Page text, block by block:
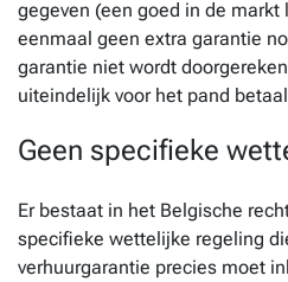
gegeven (een goed in de
eenmaal geen extra garantie
garantie niet wordt
uiteindelijk voor het pand
Geen specifieke
Er bestaat in het Belgische
specifieke wettelijke regeling
verhuurgarantie precies moet